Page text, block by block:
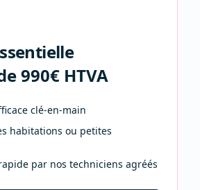
990€ HTVA
clé-en-main
habitations ou petites
par nos techniciens agréés